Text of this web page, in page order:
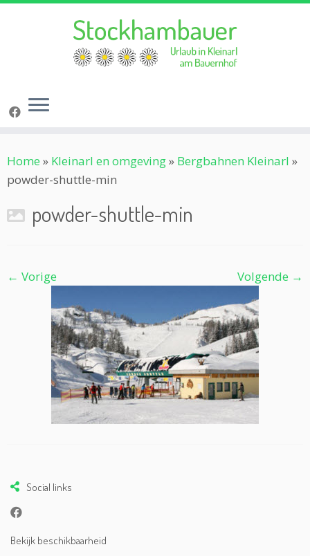
naar
inhoud
Home » Kleinarl en omgeving» Bergbahnen Kleinarl »
powder-shuttle-min
powder-shuttle-min
← Vorige Volgende →
Social links
Bekijk beschikbaarheid